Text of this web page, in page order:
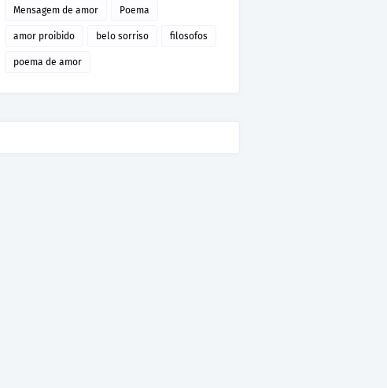
Mensagem de amor Poema
amor proibido belo sorriso filosofos
poema de amor